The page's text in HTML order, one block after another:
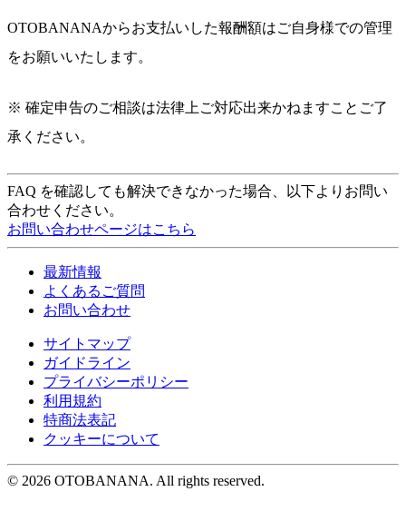
OTOBANANAからお支払いした報酬額はご自身様での管理
をお願いいたします。
※ 確定申告のご相談は法律上ご対応出来かねますことご了
承ください。
FAQ を確認しても解決できなかった場合、以下よりお問い
合わせください。
お問い合わせページはこちら
最新情報
よくあるご質問
お問い合わせ
サイトマップ
ガイドライン
プライバシーポリシー
利用規約
特商法表記
クッキーについて
©︎ 2026 OTOBANANA. All rights reserved.